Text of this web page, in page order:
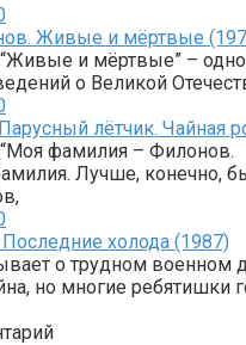
Живые и мёртвые
и мёртвые” –
о Великой
лётчик. Чайная
фамилия – Филонов.
Лучше, конечно,
холода (1987)
о трудном военном
но многие ребятишки